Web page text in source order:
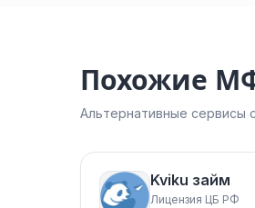
Похожие
Альтернативные сервисы
Kviku займ
Лицензия ЦБ РФ